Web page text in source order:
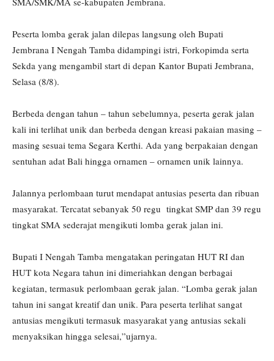
Peserta lomba gerak jalan dilepas langsung oleh Bupati
Jembrana I Nengah Tamba didampingi istri, Forkopimda serta
Sekda yang mengambil start di depan Kantor Bupati Jembrana,
Selasa (8/8).
Berbeda dengan tahun – tahun sebelumnya, peserta gerak jalan
kali ini terlihat unik dan berbeda dengan kreasi pakaian masing –
masing sesuai tema Segara Kerthi. Ada yang berpakaian dengan
sentuhan adat Bali hingga ornamen – ornamen unik lainnya.
Jalannya perlombaan turut mendapat antusias peserta dan ribuan
masyarakat. Tercatat sebanyak 50 regu tingkat SMP dan 39 regu
tingkat SMA sederajat mengikuti lomba gerak jalan ini.
Bupati I Nengah Tamba mengatakan peringatan HUT RI dan
HUT kota Negara tahun ini dimeriahkan dengan berbagai
kegiatan, termasuk perlombaan gerak jalan. “Lomba gerak jalan
tahun ini sangat kreatif dan unik. Para peserta terlihat sangat
antusias mengikuti termasuk masyarakat yang antusias sekali
menyaksikan hingga selesai,”ujarnya.